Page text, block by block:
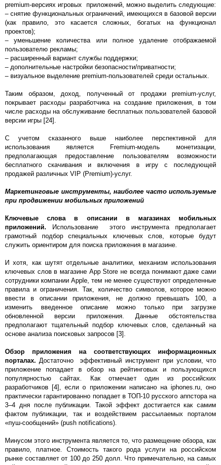
premium-версиях игровых приложений, можно выделить следующие:
– снятие функциональных ограничений, имеющихся в базовой версии
(как правило, это касается сложных, богатых на функционал
проектов);
– уменьшение количества или полное удаление отображаемой
пользователю рекламы;
– расширенный вариант службы поддержки;
– дополнительные настройки безопасности/приватности;
– визуальное выделение premium-пользователей среди остальных.
Таким образом, доход, полученный от продажи premium-услуг,
покрывает расходы разработчика на создание приложения, в том
числе расходы на обслуживание бесплатных пользователей базовой
версии игры [24].
С учетом сказанного выше наиболее перспективной для
использования является Fremium-модель монетизации,
предполагающая предоставление пользователям возможности
бесплатного скачивания и включения в игру с последующей
продажей различных VIP (Premium)-услуг.
Маркетинговые инструменты, наиболее часто используемые
при продвижении мобильных приложений
Ключевые слова в описании в магазинах мобильных
приложений. Использование этого инструмента предполагает
грамотный подбор специальных ключевых слов, которые будут
служить ориентиром для поиска приложения в магазине.
И хотя, как шутят отдельные аналитики, механизм использования
ключевых слов в магазине App Store не всегда понимают даже сами
сотрудники компании Apple, тем не менее существуют определенные
правила и ограничения. Так, количество символов, которое можно
ввести в описании приложения, не должно превышать 100, а
изменить введенное описание можно только при загрузке
обновленной версии приложения. Данные обстоятельства
предполагают тщательный подбор ключевых слов, сделанный на
основе анализа поисковых запросов [3].
Обзор приложения на соответствующих информационных
порталах. Достаточно эффективный инструмент при условии, что
приложение попадает в обзор на рейтинговых и пользующихся
популярностью сайтах. Как отмечает один из российских
разработчиков [4], если о приложении написано на iphones.ru, оно
практически гарантированно попадает в ТОП-10 русского аппстора на
3–4 дня после публикации. Такой эффект достигается как самим
фактом публикации, так и воздействием рассылаемых порталом
«пуш-сообщений» (push notifications).
Минусом этого инструмента является то, что размещение обзора, как
правило, платное. Стоимость такого рода услуги на российском
рынке составляет от 100 до 250 долл. Что примечательно, на самых